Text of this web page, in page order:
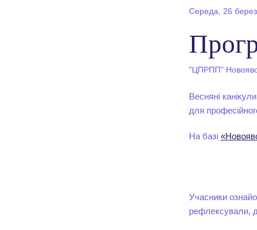
Середа, 26
"ЦПРПП"
Весняні
для
На базі
Учасники
рефлексували,